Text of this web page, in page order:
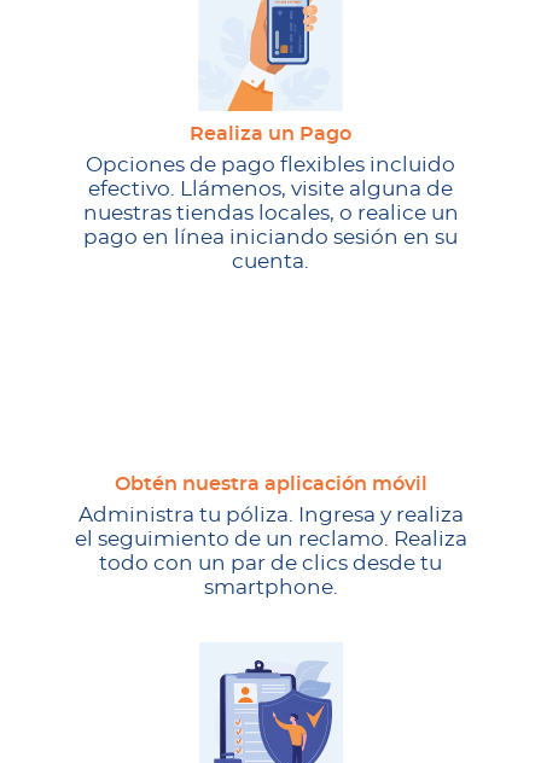
Realiza un Pago
Opciones de pago flexibles incluido
efectivo. Llámenos, visite alguna de
nuestras tiendas locales, o realice un
pago en línea iniciando sesión en su
cuenta.
Obtén nuestra aplicación móvil
Administra tu póliza. Ingresa y realiza
el seguimiento de un reclamo. Realiza
todo con un par de clics desde tu
smartphone.